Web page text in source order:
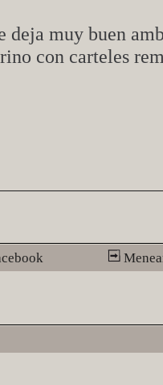
deja muy buen
con carteles